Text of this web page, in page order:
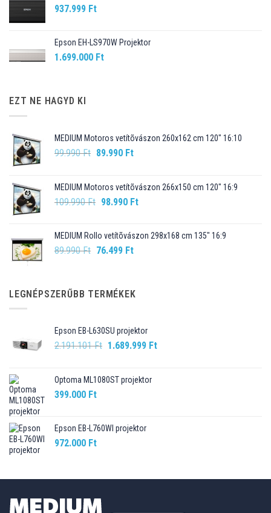
937.999 Ft
Epson EH-LS970W Projektor
1.699.000 Ft
EZT NE HAGYD KI
MEDIUM Motoros vetítõvászon 260x162 cm 120" 16:10
99.990Ft Original
99.990 Ft.
89.990 FtCurrent
89.990 Ft.
MEDIUM Motoros vetítõvászon 266x150 cm 120" 16:9
109.990Ft Original
109.990 Ft.
98.990 FtCurrent
98.990 Ft.
MEDIUM Rollo vetítõvászon 298x168 cm 135" 16:9
89.990Ft Original
89.990 Ft.
76.499 FtCurrent
76.499 Ft.
LEGNÉPSZERŰBB TERMÉKEK
Epson EB-L630SU projektor
2.191.101Ft Original
2.191.101 Ft.
1.689.999 FtCurrent
Optoma ML1080ST projektor
399.000 Ft
Epson EB-L760WI projektor
972.000 Ft